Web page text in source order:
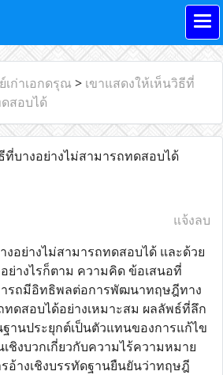
เก่าเอกดรุณ > เขาแสดงให้เห็นวิธีที่
สอบได้
ที่บางอย่างไม่สามารถทดสอบได้
แจ้งลบ
งอย่างไม่สามารถทดสอบได้ และด้วย
ย่างไรก็ตาม ความคิด ข้อเสนอที่
ารถมีอิทธิพลต่อการพัฒนาทฤษฎีทาง
ดสอบได้อย่างเหมาะสม ผลลัพธ์ที่ลึก
านประยุกต์เป็นตัวแทนของการแก้ไข
งบวกเกี่ยวกับความไร้ความหมาย
างเชิงบรรทัดฐานยืนยันว่าทฤษฎี